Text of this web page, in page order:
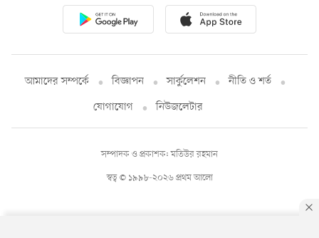
আমাদের সম্পর্কে বিজ্ঞাপন সার্কুলেশন
নীতি ও শর্ত
যোগাযোগ
নিউজলেটার
স্বত্ব © ১৯৯৮-২০২৬ প্রথম আলো
সম্পাদক ও প্রকাশক: মতিউর রহমান